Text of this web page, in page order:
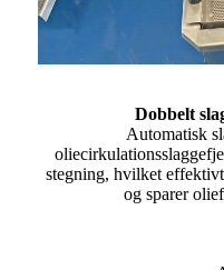
Dobbelt
Automatisk
stegning, hvilket
og sparer